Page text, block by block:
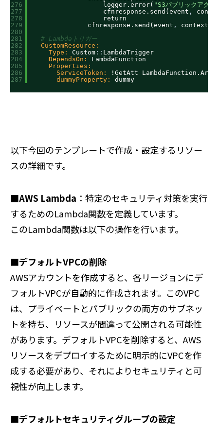
276
277
278
279
280
281
282
283
284
285
286
287
logger.error( "S3パブリックアク
cfnresponse.send(event ,
return
cfnresponse.send(event , context
# Lambdaトリガー
CustomResource:
Type:
Custom : : LambdaTrigger
DependsOn:
LambdaFunction
Properties:
ServiceToken:
!GetAtt LambdaFunction.Arn
dummyProperty:
dummy
以下今回のテンプレートで作成・設定するリソー
スの詳細です。
■AWS Lambda ：特定のセキュリティ対策を実行
するためのLambda関数を定義しています。
このLambda関数は以下の操作を行います。
■デフォルトVPCの削除
AWSアカウントを作成すると、各リージョンにデ
フォルトVPCが自動的に作成されます。このVPC
は、プライベートとパブリックの両方のサブネッ
トを持ち、リソースが間違って公開される可能性
があります。デフォルトVPCを削除すると、AWS
リソースをデプロイするために明示的にVPCを作
成する必要があり、それによりセキュリティと可
視性が向上します。
■デフォルトセキュリティグループの設定